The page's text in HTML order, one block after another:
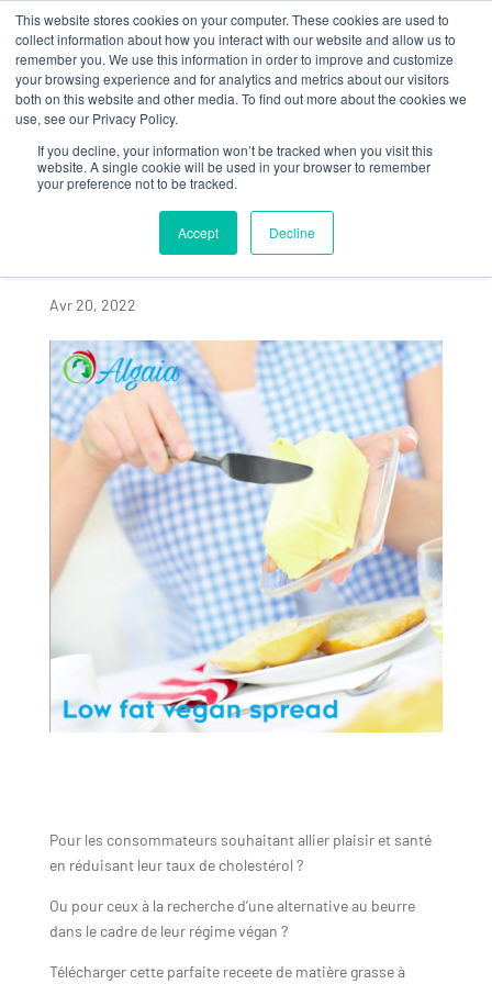
This website stores cookies on your computer. These cookies are used to
collect information about how you interact with our website and allow us to
remember you. We use this information in order to improve and customize
your browsing experience and for analytics and metrics about our visitors
both on this website and other media. To find out more about the cookies we
use, see our Privacy Policy.
If you decline, your information won’t be tracked when you visit this
website. A single cookie will be used in your browser to remember
your preference not to be tracked.
Accept Decline
RECETTE DU MOIS –
MATIÈRE GRASSE À
TARTINER VÉGÉTALE
ALLÉGÉE
Avr 20, 2022
Pour les consommateurs souhaitant allier plaisir et santé
en réduisant leur taux de cholestérol ?
Ou pour ceux à la recherche d’une alternative au beurre
dans le cadre de leur régime végan ?
Télécharger cette parfaite receete de matière grasse à